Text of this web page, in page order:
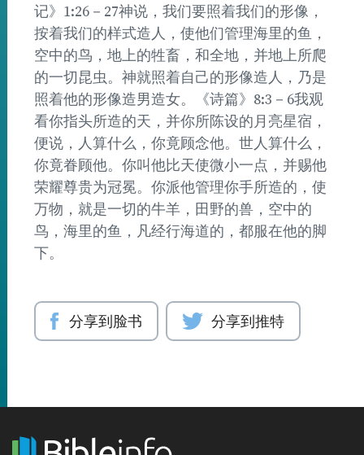
记》1:26－27神说，我们要照着我们的形像，
按着我们的样式造人，使他们管理海里的鱼，
空中的鸟，地上的牲畜，和全地，并地上所爬
的一切昆虫。神就照着自己的形像造人，乃是
照着他的形像造男造女。《诗篇》8:3－6我观
看你指头所造的天，并你所陈设的月亮星宿，
便说，人算什么，你竟顾念他。世人算什么，
你竟眷顾他。你叫他比天使微小一点，并赐他
荣耀尊贵为冠冕。你派他管理你手所造的，使
万物，就是一切的牛羊，田野的兽，空中的
鸟，海里的鱼，凡经行海道的，都服在他的脚
下。
分享到脸书 分享到推特